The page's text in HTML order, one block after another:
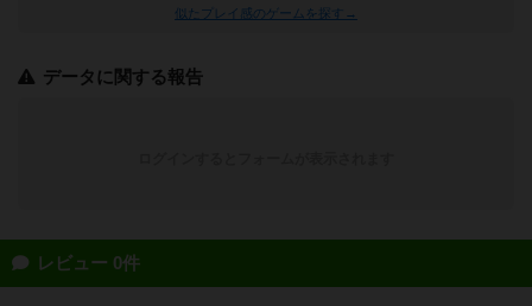
似たプレイ感のゲームを探す→
データに関する報告
レビュー 0件